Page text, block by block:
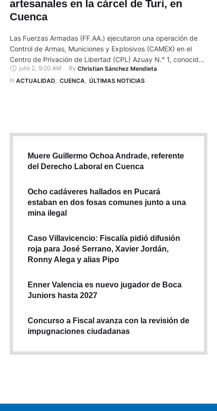
artesanales en la cárcel de Turi, en
Cuenca
Las Fuerzas Armadas (FF.AA.) ejecutaron una operación de
Control de Armas, Municiones y Explosivos (CAMEX) en el
Centro de Privación de Libertad (CPL) Azuay N.° 1, conocida
como cárcel de Turi, en Cuenca. La intervención tuvo como
objetivo reforzar las condiciones de seguridad y mantener el
julio 2, 9:20 AM By Christian Sánchez Mendieta
In ACTUALIDAD CUENCA ÚLTIMAS NOTICIAS
Muere Guillermo Ochoa Andrade, referente
del Derecho Laboral en Cuenca
Ocho cadáveres hallados en Pucará
estaban en dos fosas comunes junto a una
mina ilegal
Caso Villavicencio: Fiscalía pidió difusión
roja para José Serrano, Xavier Jordán,
Ronny Alega y alias Pipo
Enner Valencia es nuevo jugador de Boca
Juniors hasta 2027
Concurso a Fiscal avanza con la revisión de
impugnaciones ciudadanas